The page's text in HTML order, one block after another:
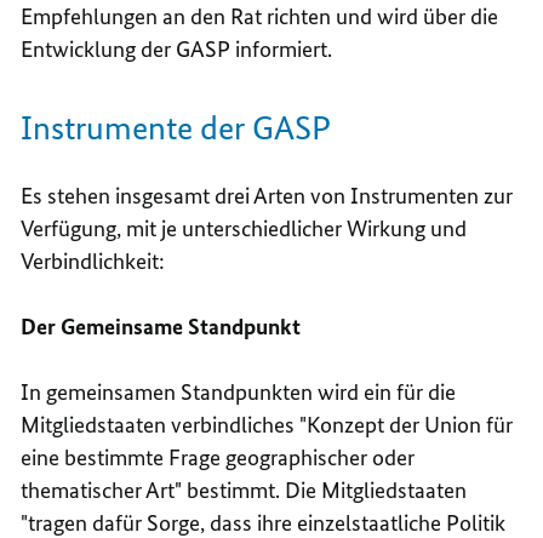
Empfehlungen an den Rat richten und wird über die
Entwicklung der GASP informiert.
Instrumente der GASP
Es stehen insgesamt drei Arten von Instrumenten zur
Verfügung, mit je unterschiedlicher Wirkung und
Verbindlichkeit:
Der Gemeinsame Standpunkt
In gemeinsamen Standpunkten wird ein für die
Mitgliedstaaten verbindliches "Konzept der Union für
eine bestimmte Frage geographischer oder
thematischer Art" bestimmt. Die Mitgliedstaaten
"tragen dafür Sorge, dass ihre einzelstaatliche Politik